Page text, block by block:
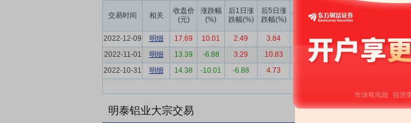
重点突破新能源电池材料、汽车轻量化等高端技术，气垫炉等高端热处理产线全
加工费超1万元，高端产品占比稳步提升。报告期内，牵头/参与多项国家及行业标
要点7：规模产能与专有设备优势
公司铝板带箔年产能160余万吨，拥有“1+4”
种合金、200余种规格产品。2025年，鸿晟新材、义瑞新材等高端铝基新材料项
道交通等领域。精益化管理与智能化改造持续推进，推行“5S+TPM”与单吨成本
公司核心管理团队稳定，深耕铝加工行业近
队、关键技术人员离职导致竞争力受损情形。公司采用“铝锭价格+加工费”定价模
交易时间 相关
收盘价
(元)
涨跌幅
(%)
后1日涨
跌幅(%)
后5日涨
跌幅(%)
后10日涨
跌幅(%)
上榜营业
部买入合
计(万)
上榜营业
上
2022-12-09 明细 17.69 10.01 2.49 3.84 -1.81 13210.65 9933.71
2022-11-01
明细 13.39 -6.88 3.29 10.83 17.77 23453.59 34283.89 -
2022-10-31
明细 14.38 -10.01 -6.88 4.73
明泰铝业大宗交易